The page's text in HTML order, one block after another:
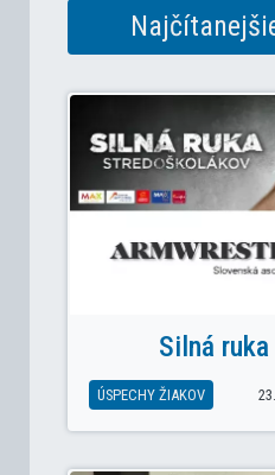
Silná
ÚSPECHY ŽIAKOV